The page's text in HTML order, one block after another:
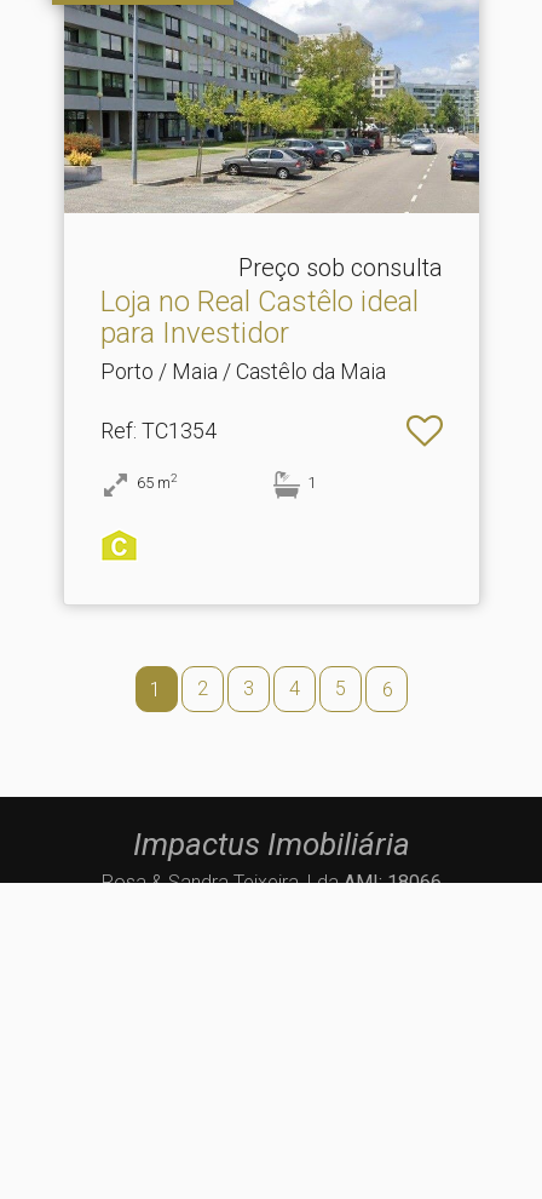
Preço sob consulta
Loja no Real Castêlo ideal
para Investidor
Porto / Maia / Castêlo da Maia
Ref: TC1354
65 m2 1
1 2 3 4 5 6
Impactus Imobiliária
Rosa & Sandra Teixeira, LdaAMI: 18066